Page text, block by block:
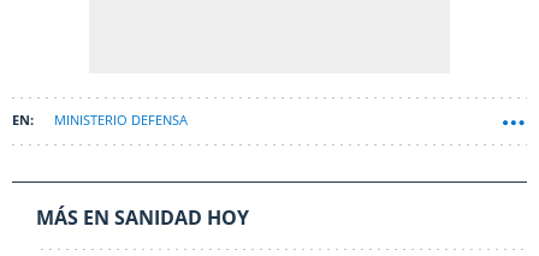
MINISTERIO DEFENSA
MÁS EN SANIDAD HOY